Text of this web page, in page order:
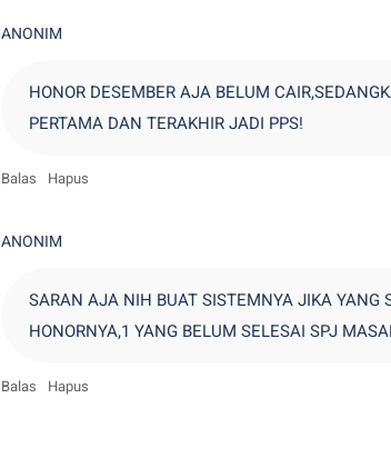
ANONIM
HONOR DESEMBER AJA BELUM
PERTAMA DAN TERAKHIR JADI PPS!
Balas Hapus
ANONIM
SARAN AJA NIH BUAT SISTEMNYA JIKA YANG
HONORNYA,1 YANG BELUM SELESAI SPJ
Balas Hapus